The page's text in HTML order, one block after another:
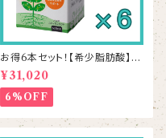
お得6本セット！【希少脂肪酸】リ
ーフエナジー 500mL×6本
¥31,020
6%OFF